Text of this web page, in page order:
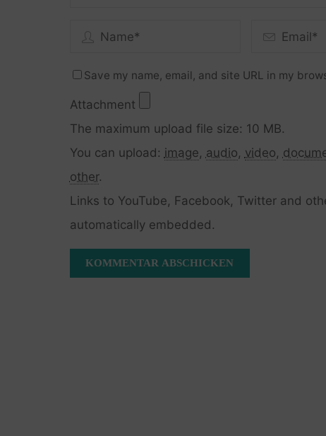
Save my name, email, and site URL in my
Attachment
The maximum upload file size: 10 MB.
You can upload: image, audio, video,
other.
Links to YouTube, Facebook, Twitter and
automatically embedded.